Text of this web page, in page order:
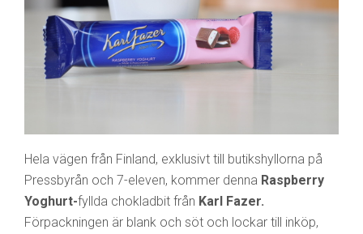
Hela vägen från Finland, exklusivt till butikshyllorna på
Pressbyrån och 7-eleven, kommer denna Raspberry
Yoghurt-fyllda chokladbit från Karl Fazer.
Förpackningen är blank och söt och lockar till inköp,